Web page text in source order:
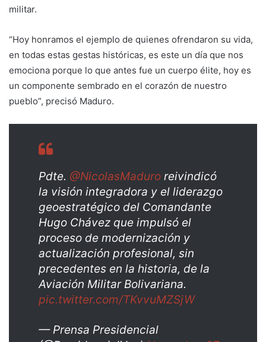
militar.
“Hoy honramos el ejemplo de quienes ofrendaron su vida,
en todas estas gestas históricas, es este un día que nos
emociona porque lo que antes fue un cuerpo élite, hoy es
un componente sembrado en el corazón de nuestro
pueblo”, precisó Maduro.
Pdte. @NicolasMaduro reivindicó
la visión integradora y el liderazgo
geoestratégico del Comandante
Hugo Chávez que impulsó el
proceso de modernización y
actualización profesional, sin
precedentes en la historia, de la
Aviación Militar Bolivariana.
pic.twitter.com/TKvvuMZSjW
— Prensa Presidencial